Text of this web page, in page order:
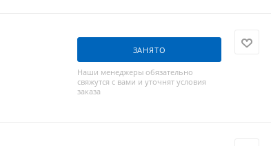
ЗАНЯТО
Наши менеджеры обязательно
свяжутся с вами и уточнят условия
заказа